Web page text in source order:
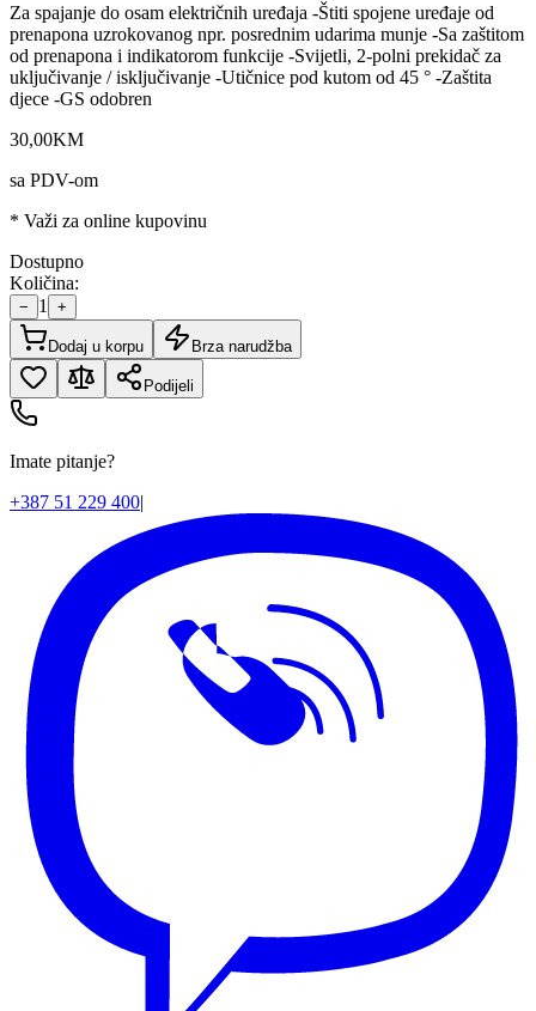
Za spajanje do osam električnih uređaja -Štiti spojene uređaje od
prenapona uzrokovanog npr. posrednim udarima munje -Sa zaštitom
od prenapona i indikatorom funkcije -Svijetli, 2-polni prekidač za
uključivanje / isključivanje -Utičnice pod kutom od 45 ° -Zaštita
djece -GS odobren
30,00KM
sa PDV-om
* Važi za online kupovinu
Dostupno
Količina:
− 1 +
Dodaj u korpu Brza narudžba
Podijeli
Imate pitanje?
+387 51 229 400|